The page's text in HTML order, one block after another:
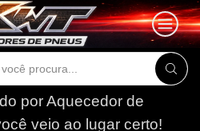
Search
por Aquecedor de
veio ao lugar certo!